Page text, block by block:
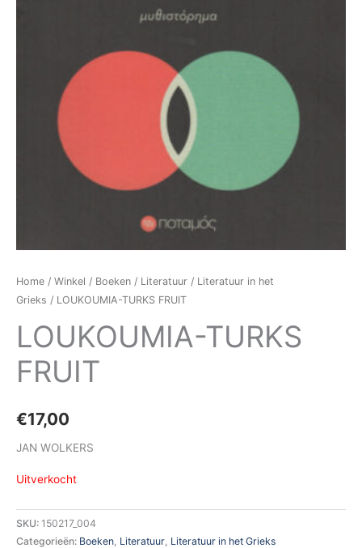
Home / Winkel / Boeken / Literatuur / Literatuur in het
Grieks / LOUKOUMIA-TURKS FRUIT
LOUKOUMIA-TURKS
FRUIT
€17,00
JAN WOLKERS
Uitverkocht
SKU: 150217_004
Categorieën: Boeken Literatuur Literatuur in het Grieks